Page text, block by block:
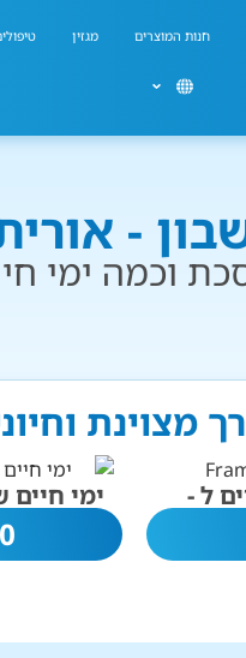
חנות המוצרים מגזין
-
וכמה ימי
מצוינת
ל - ימי
0